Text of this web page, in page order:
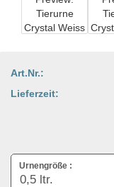
Art.Nr.:
Lieferzeit:
Urnengröße :